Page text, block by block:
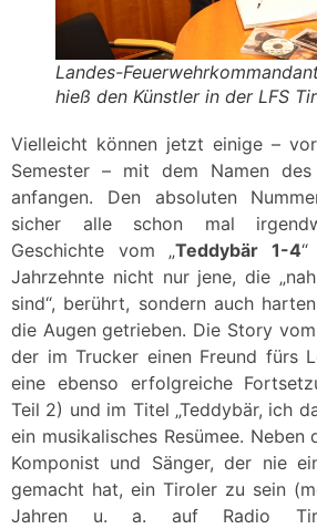
Landes-
hieß den Künstler in der LFS
Vielleicht können jetzt einige –
Semester – mit dem Namen
anfangen. Den absoluten
sicher alle schon mal
Geschichte vom „Teddybär 1-4
Jahrzehnte nicht nur jene, die
sind“, berührt, sondern auch
die Augen getrieben. Die Story
der im Trucker einen Freund fürs
eine ebenso erfolgreiche
Teil 2) und im Titel „Teddybär, ich
ein musikalisches Resümee.
Komponist und Sänger, der nie
gemacht hat, ein Tiroler zu sein
Jahren u. a. auf Radio